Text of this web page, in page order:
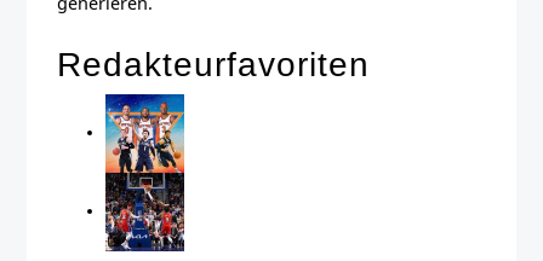
Redakteurfavoriten